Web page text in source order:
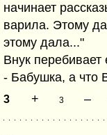
начинает
варила. Этому
этому дала..."
Внук
- Бабушка, а что
3 + 3 –